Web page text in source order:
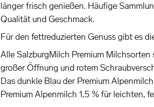
länger frisch genießen. Häufige
Qualität und Geschmack.
Für den fettreduzierten Genuss gibt es
Alle SalzburgMilch Premium
großer Öffnung und rotem
Das dunkle Blau der Premium
Premium Alpenmilch 1,5 % für leichten,